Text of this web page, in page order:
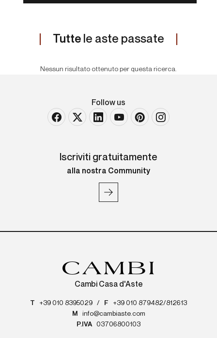
Tutte le aste passate
Nessun risultato ottenuto per questa ricerca.
Follow us
Iscriviti gratuitamente
alla nostra Community
Cambi Casa d'Aste
T +39 010 8395029 / F
+39 010 879482/812613
M
info@cambiaste.com
P.IVA
03706800103